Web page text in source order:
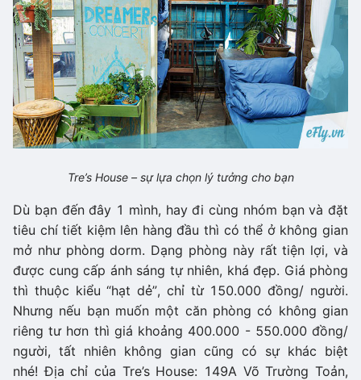
Tre’s House – sự lựa chọn lý tưởng cho bạn
Dù bạn đến đây 1 mình, hay đi cùng nhóm bạn và đặt
tiêu chí tiết kiệm lên hàng đầu thì có thể ở không gian
mở như phòng dorm. Dạng phòng này rất tiện lợi, và
được cung cấp ánh sáng tự nhiên, khá đẹp. Giá phòng
thì thuộc kiểu “hạt dẻ”, chỉ từ 150.000 đồng/ người.
Nhưng nếu bạn muốn một căn phòng có không gian
riêng tư hơn thì giá khoảng 400.000 - 550.000 đồng/
người, tất nhiên không gian cũng có sự khác biệt
nhé! Địa chỉ của Tre’s House: 149A Võ Trường Toản,